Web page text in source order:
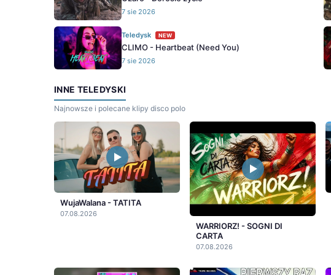
7 sie 2026
Teledysk NEW
CLIMO - Heartbeat (Need You)
7 sie 2026
INNE TELEDYSKI
Najnowsze i polecane klipy disco polo
WujaWalana - TATITA
07.08.2026
WARRIORZ! - SOGNI DI
CARTA
07.08.2026